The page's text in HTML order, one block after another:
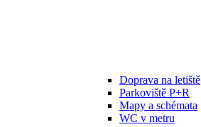
Doprava na letiště
Parkoviště P+R
Mapy a schémata
WC v metru